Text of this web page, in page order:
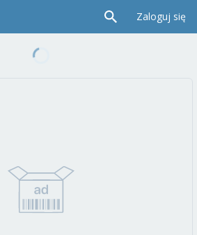
Zaloguj się